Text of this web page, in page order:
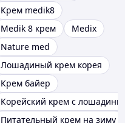
Крем medik8
Medik 8 крем
Medix
Nature med
Лошадиный крем корея
Крем байер
Корейский крем с
Питательный крем на зиму